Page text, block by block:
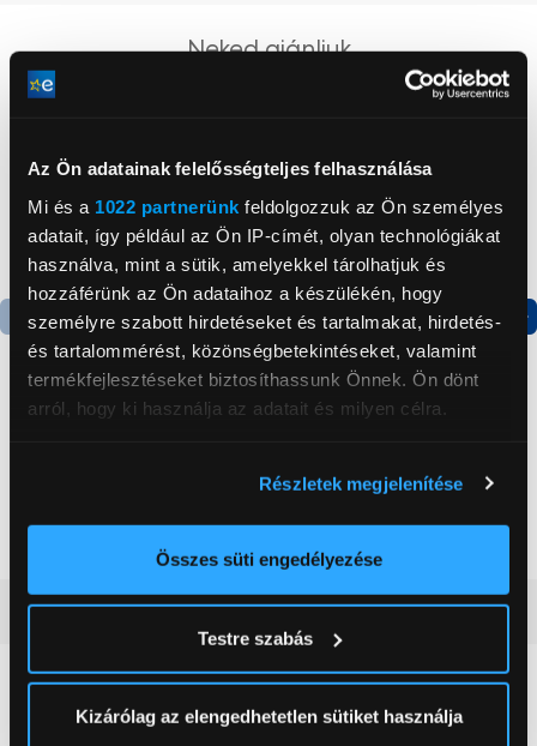
Az Ön adatainak felelősségteljes felhasználása
Mi és a 1022 partnerünk feldolgozzuk az Ön személyes
adatait, így például az Ön IP-címét, olyan technológiákat
használva, mint a sütik, amelyekkel tárolhatjuk és
hozzáférünk az Ön adataihoz a készülékén, hogy
személyre szabott hirdetéseket és tartalmakat, hirdetés-
és tartalommérést, közönségbetekintéseket, valamint
termékfejlesztéseket biztosíthassunk Önnek. Ön dönt
arról, hogy ki használja az adatait és milyen célra.
elhelyezkedéséről pár méteres pontossággal
Az Ön készülékén beazonosítása annak konkrét
módjairól és adja meg preferenciáit aRészletek
pontban. Bármikor módosíthatja vagy visszavonhatja a
Sütinyilatkozathoz való hozzájárulását.
Részletek megjelenítése
Összes süti engedélyezése
Testre szabás
Kizárólag az elengedhetetlen sütiket használja
Neked ajánljuk
Termék adatlap Termék adatlap
kombinált hűtőszekrény
Vásárlói vélemények(0)
0